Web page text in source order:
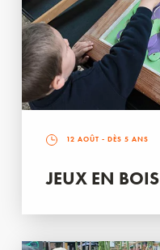
12 AOÛT - DÈS 5 ANS
JEUX EN BOIS